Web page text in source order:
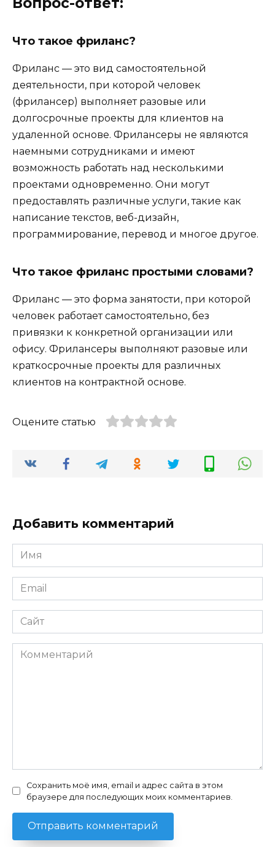
Что такое фриланс?
Фриланс — это вид самостоятельной
деятельности, при которой человек
(фрилансер) выполняет разовые или
долгосрочные проекты для клиентов на
удаленной основе. Фрилансеры не являются
наемными сотрудниками и имеют
возможность работать над несколькими
проектами одновременно. Они могут
предоставлять различные услуги, такие как
написание текстов, веб-дизайн,
программирование, перевод и многое другое.
Что такое фриланс простыми словами?
Фриланс — это форма занятости, при которой
человек работает самостоятельно, без
привязки к конкретной организации или
офису. Фрилансеры выполняют разовые или
краткосрочные проекты для различных
клиентов на контрактной основе.
Оцените статью
Добавить комментарий
Имя
*
Email
*
Сайт
Комментарий
Сохранить моё имя, email и адрес сайта в этом
браузере для последующих моих комментариев.